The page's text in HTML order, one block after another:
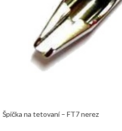
Špička na tetovaní – FT7 nerez